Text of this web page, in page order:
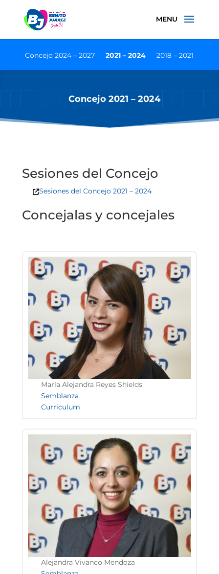
Concejo 2024 – 2027 2021 – 2024 2018 – 2021
Concejo 2021 – 2024
Sesiones del Concejo
Sesiones del Concejo 2021 – 2024
Concejalas y concejales
María Alejandra Reyes Shields
Semblanza
Currículum
Alejandra Vivanco Mendoza